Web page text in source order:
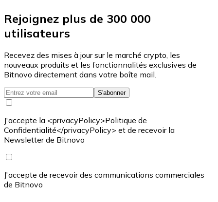
Rejoignez plus de 300 000
utilisateurs
Recevez des mises à jour sur le marché crypto, les
nouveaux produits et les fonctionnalités exclusives de
Bitnovo directement dans votre boîte mail.
S'abonner
J'accepte la <privacyPolicy>Politique de
Confidentialité</privacyPolicy> et de recevoir la
Newsletter de Bitnovo
J'accepte de recevoir des communications commerciales
de Bitnovo